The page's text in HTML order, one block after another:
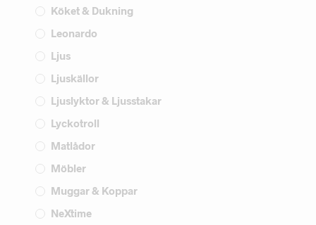
Köket & Dukning
Leonardo
Ljus
Ljuskällor
Ljuslyktor & Ljusstakar
Lyckotroll
Matlådor
Möbler
Muggar & Koppar
NeXtime